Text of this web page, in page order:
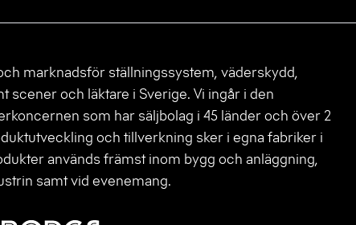
marknadsför ställningssystem, väderskydd,
scener och läktare i Sverige. Vi ingår i den
som har säljbolag i 45 länder och över 2
och tillverkning sker i egna fabriker i
används främst inom bygg och anläggning,
samt vid evenemang.